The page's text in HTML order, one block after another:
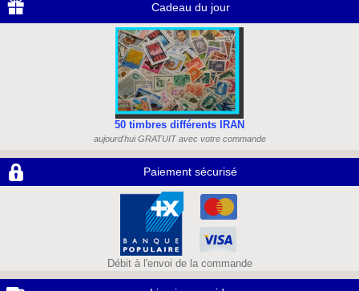
Cadeau du jour
50 timbres différents IRAN
aujourd'hui GRATUIT avec votre commande
Paiement sécurisé
Débit à l'envoi de la commande